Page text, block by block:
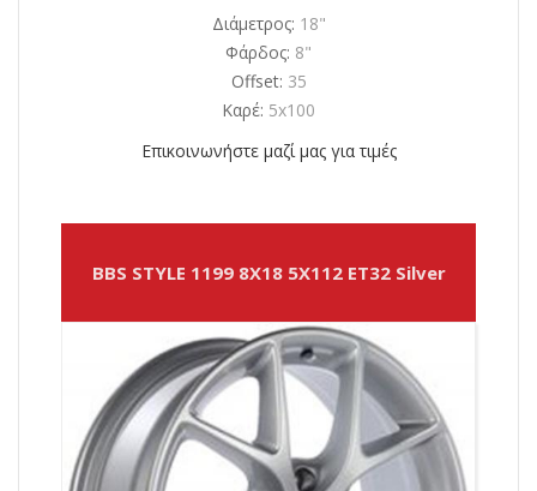
Διάμετρος: 18"
Φάρδος: 8"
Offset: 35
Καρέ: 5x100
Επικοινωνήστε μαζί μας για τιμές
BBS STYLE 1199 8X18 5X112 ET32 Silver